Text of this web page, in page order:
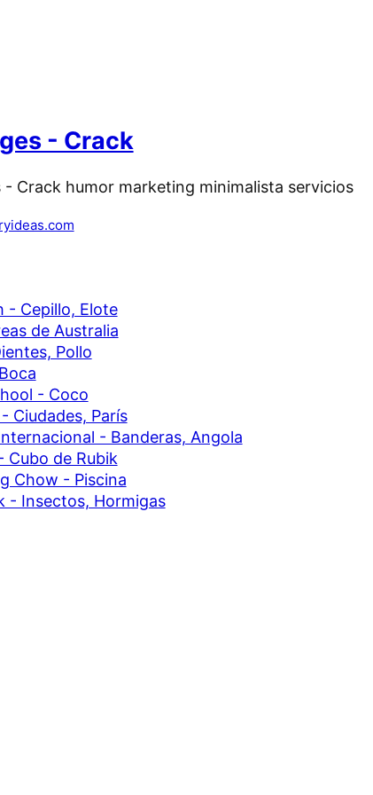
- Crack
- Cepillo, Elote
de Australia
Pollo
- Coco
Ciudades, París
- Banderas, Angola
Cubo de Rubik
Chow - Piscina
- Insectos, Hormigas